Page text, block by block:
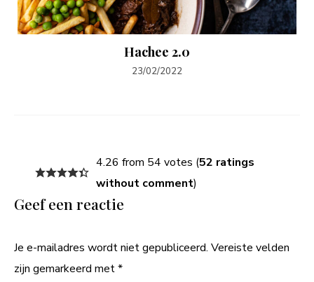
Hachee 2.0
23/02/2022
4.26 from 54 votes (52 ratings
without comment)
Geef een reactie
Je e-mailadres wordt niet gepubliceerd. Vereiste velden
zijn gemarkeerd met*